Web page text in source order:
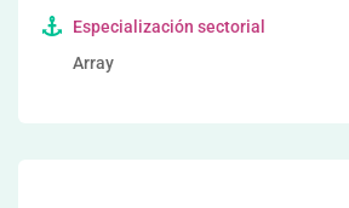
Especialización sectorial
Array